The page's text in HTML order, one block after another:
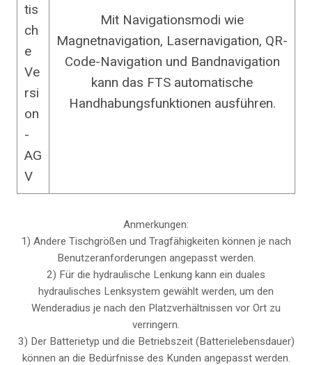
tis
ch
e
Ve
rsi
on
-
AG
V
Mit Navigationsmodi wie
Magnetnavigation, Lasernavigation, QR-
Code-Navigation und Bandnavigation
kann das FTS automatische
Handhabungsfunktionen ausführen.
Anmerkungen:
1) Andere Tischgrößen und Tragfähigkeiten können je nach
Benutzeranforderungen angepasst werden.
2) Für die hydraulische Lenkung kann ein duales
hydraulisches Lenksystem gewählt werden, um den
Wenderadius je nach den Platzverhältnissen vor Ort zu
verringern.
3) Der Batterietyp und die Betriebszeit (Batterielebensdauer)
können an die Bedürfnisse des Kunden angepasst werden.